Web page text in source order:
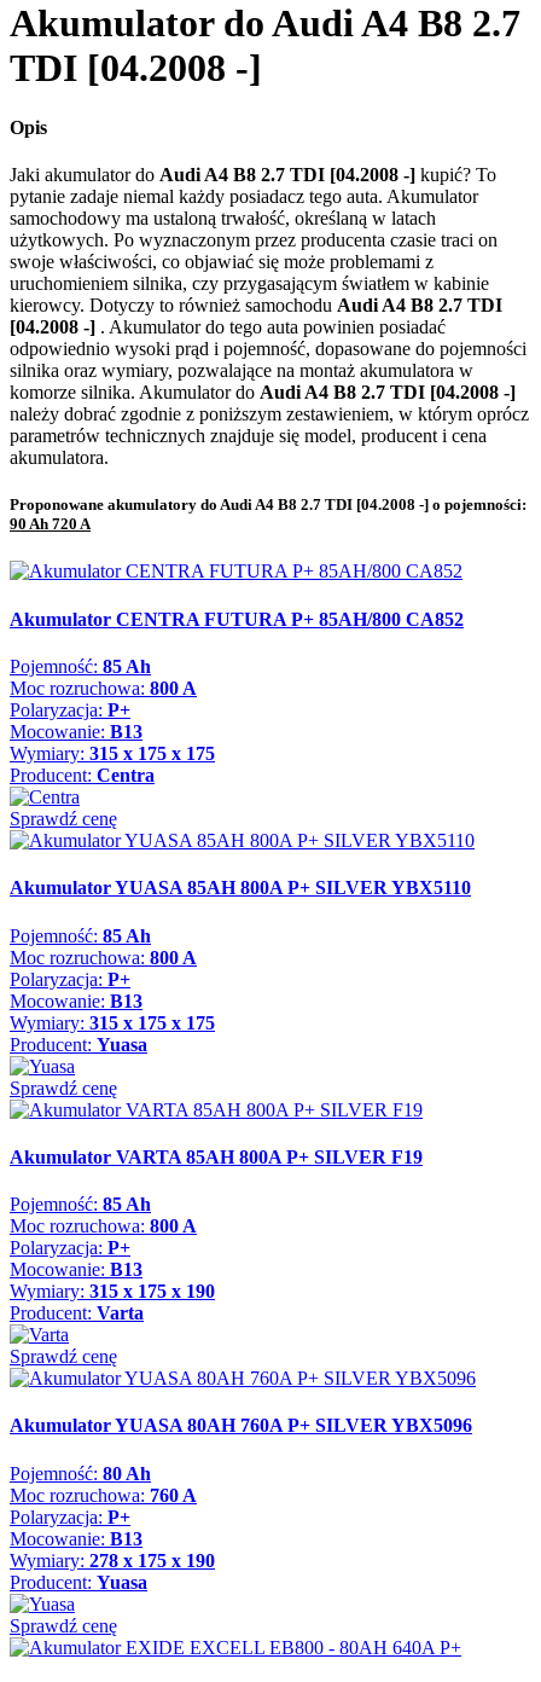
Akumulator doAudi A4 B8 2.7
TDI [04.2008 -]
Opis
Jaki akumulator do Audi A4 B8 2.7 TDI [04.2008 -] kupić? To
pytanie zadaje niemal każdy posiadacz tego auta. Akumulator
samochodowy ma ustaloną trwałość, określaną w latach
użytkowych. Po wyznaczonym przez producenta czasie traci on
swoje właściwości, co objawiać się może problemami z
uruchomieniem silnika, czy przygasającym światłem w kabinie
kierowcy. Dotyczy to również samochodu Audi A4 B8 2.7 TDI
[04.2008 -] . Akumulator do tego auta powinien posiadać
odpowiednio wysoki prąd i pojemność, dopasowane do pojemności
silnika oraz wymiary, pozwalające na montaż akumulatora w
komorze silnika. Akumulator do Audi A4 B8 2.7 TDI [04.2008 -]
należy dobrać zgodnie z poniższym zestawieniem, w którym oprócz
parametrów technicznych znajduje się model, producent i cena
akumulatora.
Proponowane akumulatory do Audi A4 B8 2.7 TDI [04.2008 -] o pojemności:
90 Ah 720 A
Akumulator CENTRA FUTURA P+ 85AH/800 CA852
Pojemność: 85 Ah
Moc rozruchowa: 800 A
Polaryzacja: P+
Mocowanie: B13
Wymiary: 315 x 175 x 175
Producent: Centra
Sprawdź cenę
Akumulator YUASA 85AH 800A P+ SILVER YBX5110
Pojemność: 85 Ah
Moc rozruchowa: 800 A
Polaryzacja: P+
Mocowanie: B13
Wymiary: 315 x 175 x 175
Producent: Yuasa
Sprawdź cenę
Akumulator VARTA 85AH 800A P+ SILVER F19
Pojemność: 85 Ah
Moc rozruchowa: 800 A
Polaryzacja: P+
Mocowanie: B13
Wymiary: 315 x 175 x 190
Producent: Varta
Sprawdź cenę
Akumulator YUASA 80AH 760A P+ SILVER YBX5096
Pojemność: 80 Ah
Moc rozruchowa: 760 A
Polaryzacja: P+
Mocowanie: B13
Wymiary: 278 x 175 x 190
Producent: Yuasa
Sprawdź cenę